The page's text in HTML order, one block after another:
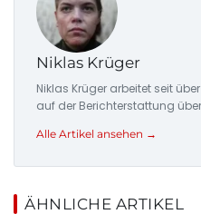
Niklas Krüger
Niklas Krüger arbeitet seit
auf der Berichterstattung
Alle Artikel ansehen →
ÄHNLICHE ARTIKEL